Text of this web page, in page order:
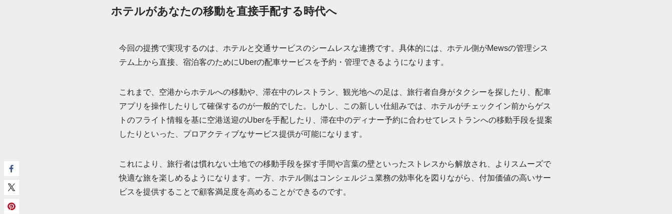
ホテルがあなたの移動を直接手配する時代へ
今回の提携で実現するのは、ホテルと交通サービスのシームレスな連携です。具体的には、ホテル側がMewsの管理シス
テム上から直接、宿泊客のためにUberの配車サービスを予約・管理できるようになります。
これまで、空港からホテルへの移動や、滞在中のレストラン、観光地への足は、旅行者自身がタクシーを探したり、配車
アプリを操作したりして確保するのが一般的でした。しかし、この新しい仕組みでは、ホテルがチェックイン前からゲス
トのフライト情報を基に空港送迎のUberを手配したり、滞在中のディナー予約に合わせてレストランへの移動手段を提案
したりといった、プロアクティブなサービス提供が可能になります。
これにより、旅行者は慣れない土地での移動手段を探す手間や言葉の壁といったストレスから解放され、よりスムーズで
快適な旅を楽しめるようになります。一方、ホテル側はコンシェルジュ業務の効率化を図りながら、付加価値の高いサー
ビスを提供することで顧客満足度を高めることができるのです。